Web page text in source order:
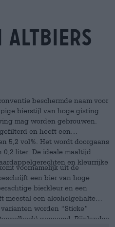
altbiers
beschermde naam voor
bierstijl van hoge gisting
mag worden gebrouwen.
en heeft een
5,2 vol%. Het wordt doorgaans
liter. De ideale maaltijd
en kleurrijke
voornamelijk uit de
een bier van hoge
bierkleur en een
meestal een alcoholgehalte
worden “Sticke”
genoemd. Rijnlandse